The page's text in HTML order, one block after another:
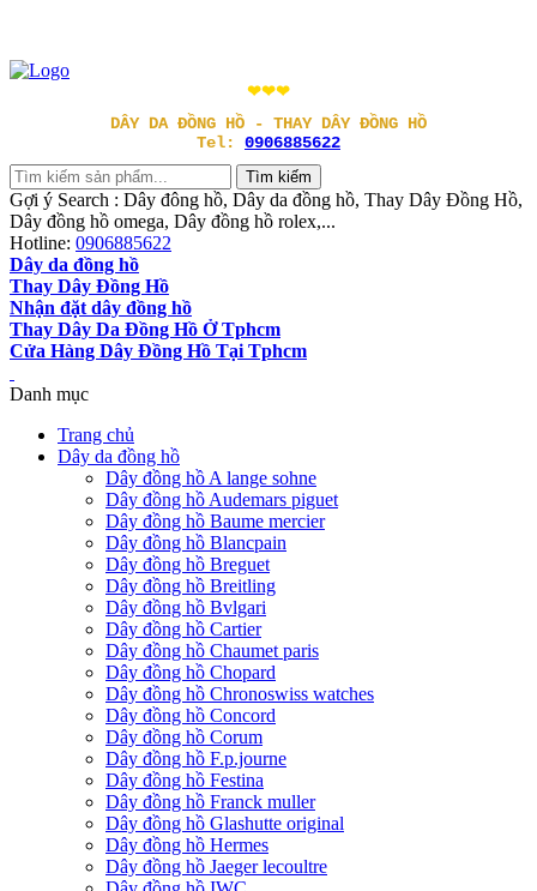
❤❤❤
DÂY DA ĐỒNG HỒ - THAY DÂY ĐỒNG HỒ
Tel: 0906885622
Gợi ý Search : Dây đông hồ, Dây da đồng hồ, Thay Dây Đồng Hồ,
Dây đồng hồ omega, Dây đồng hồ rolex,...
Hotline: 0906885622
Dây da đồng hồ
Thay Dây Đồng Hồ
Nhận đặt dây đồng hồ
Thay Dây Da Đồng Hồ Ở Tphcm
Cửa Hàng Dây Đồng Hồ Tại Tphcm
Danh mục
Trang chủ
Dây da đồng hồ
Dây đồng hồ A lange sohne
Dây đồng hồ Audemars piguet
Dây đồng hồ Baume mercier
Dây đồng hồ Blancpain
Dây đồng hồ Breguet
Dây đồng hồ Breitling
Dây đồng hồ Bvlgari
Dây đồng hồ Cartier
Dây đồng hồ Chaumet paris
Dây đồng hồ Chopard
Dây đồng hồ Chronoswiss watches
Dây đồng hồ Concord
Dây đồng hồ Corum
Dây đồng hồ F.p.journe
Dây đồng hồ Festina
Dây đồng hồ Franck muller
Dây đồng hồ Glashutte original
Dây đồng hồ Hermes
Dây đồng hồ Jaeger lecoultre